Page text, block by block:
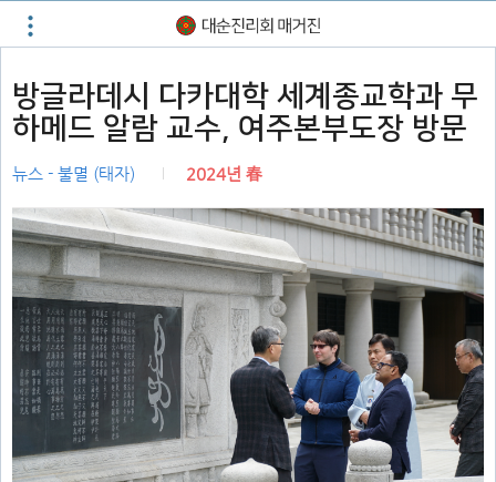
방글라데시 다카대학 세계종교학과 무
하메드 알람 교수, 여주본부도장 방문
뉴스 - 불멸 (태자) 2024년 春